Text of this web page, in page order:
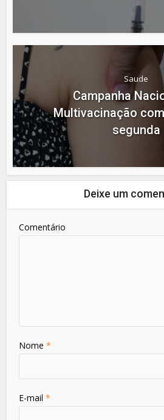
Saude
Campanha
Multivacinação
segunda
Deixe um
Comentário
Nome*
E-mail*